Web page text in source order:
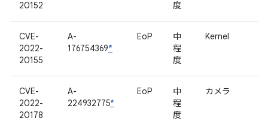
20152
度
CVE-
2022-
20155
A-
176754369*
EoP
中
程
度
Kernel
CVE-
2022-
20178
A-
224932775*
EoP
中
程
度
カメラ